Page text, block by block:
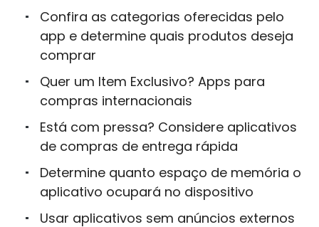
Confira as categorias oferecidas pelo
app e determine quais produtos deseja
comprar
Quer um Item Exclusivo? Apps para
compras internacionais
Está com pressa? Considere aplicativos
de compras de entrega rápida
Determine quanto espaço de memória o
aplicativo ocupará no dispositivo
Usar aplicativos sem anúncios externos